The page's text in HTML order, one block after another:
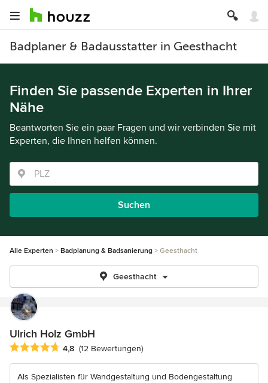
Badplaner & Badausstatter in Geesthacht
Finden Sie passende Experten in Ihrer
Nähe
Beantworten Sie ein paar Fragen und wir verbinden Sie mit
Experten, die Ihnen helfen können.
Suchen
Alle Experten Badplanung & Badsanierung Geesthacht
Geesthacht
Ulrich Holz GmbH
Durchschnittliche Bewertung: 4.8 von 5 Sternen
4,8 (12 Bewertungen)
Als Spezialisten für Wandgestaltung und Bodengestaltung